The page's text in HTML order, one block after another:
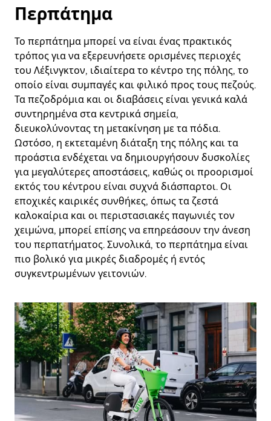
Περπάτημα
Το περπάτημα μπορεί να είναι ένας πρακτικός
τρόπος για να εξερευνήσετε ορισμένες περιοχές
του Λέξινγκτον, ιδιαίτερα το κέντρο της πόλης, το
οποίο είναι συμπαγές και φιλικό προς τους πεζούς.
Τα πεζοδρόμια και οι διαβάσεις είναι γενικά καλά
συντηρημένα στα κεντρικά σημεία,
διευκολύνοντας τη μετακίνηση με τα πόδια.
Ωστόσο, η εκτεταμένη διάταξη της πόλης και τα
προάστια ενδέχεται να δημιουργήσουν δυσκολίες
για μεγαλύτερες αποστάσεις, καθώς οι προορισμοί
εκτός του κέντρου είναι συχνά διάσπαρτοι. Οι
εποχικές καιρικές συνθήκες, όπως τα ζεστά
καλοκαίρια και οι περιστασιακές παγωνιές τον
χειμώνα, μπορεί επίσης να επηρεάσουν την άνεση
του περπατήματος. Συνολικά, το περπάτημα είναι
πιο βολικό για μικρές διαδρομές ή εντός
συγκεντρωμένων γειτονιών.